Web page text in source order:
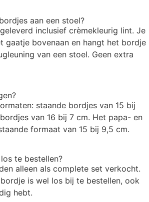
aan een stoel?
inclusief crèmekleurig lint. Je
gaatje bovenaan en hangt het bordje
van een stoel. Geen extra
staande bordjes van 15 bij
van 16 bij 7 cm. Het papa- en
formaat van 15 bij 9,5 cm.
te bestellen?
alleen als complete set verkocht.
is wel los bij te bestellen, ook
hebt.